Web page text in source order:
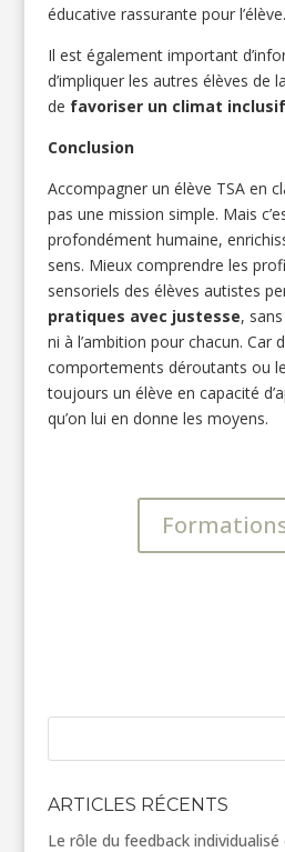
éducative rassurante pour l’élève.
Il est également important
d’impliquer les autres élèves de
de favoriser un climat
Conclusion
Accompagner un élève TSA en
pas une mission simple. Mais
profondément humaine,
sens. Mieux comprendre les
sensoriels des élèves autistes
pratiques avec justesse,
ni à l’ambition pour chacun. Car
comportements déroutants ou
toujours un élève en capacité
qu’on lui en donne les moyens.
ARTICLES RÉCENTS
Le rôle du feedback